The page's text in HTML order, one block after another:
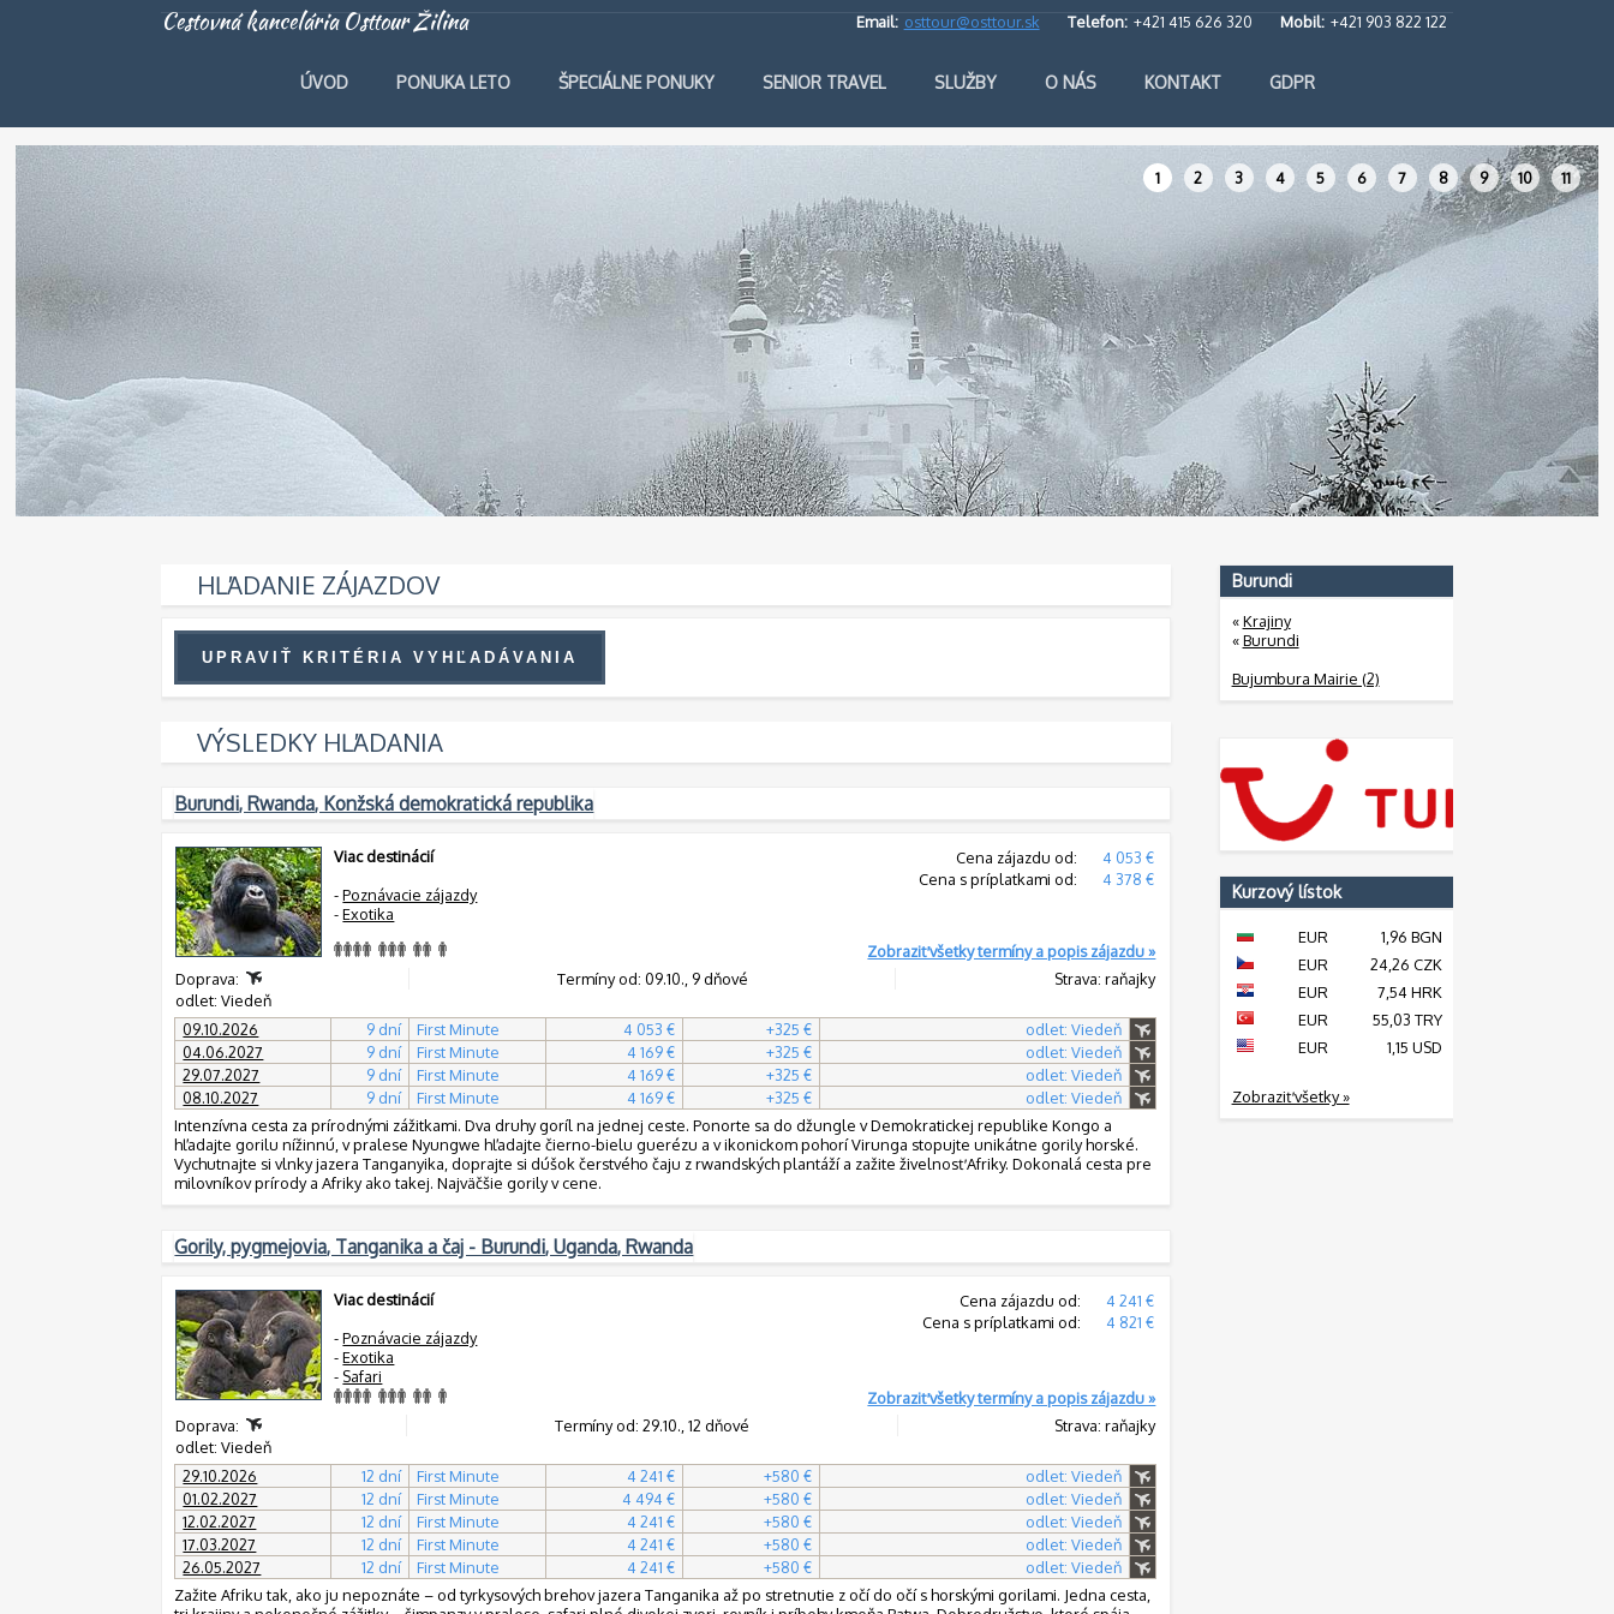
Cestovná kancelária Osttour Žilina Email: osttour@osttour.sk Telefon: +421 415 626 320 Mobil: +421 903 822 122
ÚVOD PONUKA LETO ŠPECIÁLNE PONUKY SENIOR TRAVEL SLUŽBY O NÁS KONTAKT GDPR
1 2 3 4 5 6 7 8 9 10 11
HĽADANIE ZÁJAZDOV
VÝSLEDKY HĽADANIA
Burundi, Rwanda, Konžská demokratická republika
Cena zájazdu od:
4 053 €
Cena s príplatkami od:
4 378 €
Viac destinácií
-Poznávacie zájazdy
-Exotika
Zobraziť všetky termíny a popis zájazdu »
Doprava:
Termíny od: 09.10., 9 dňové
Strava: raňajky
odlet: Viedeň
09.10.2026
9 dní First Minute 4 053 € +325 €
odlet: Viedeň
04.06.2027
9 dní First Minute 4 169 € +325 €
odlet: Viedeň
29.07.2027
9 dní First Minute 4 169 € +325 €
odlet: Viedeň
08.10.2027
9 dní First Minute 4 169 € +325 €
odlet: Viedeň
Intenzívna cesta za prírodnými zážitkami. Dva druhy goríl na jednej ceste. Ponorte sa do džungle v Demokratickej republike Kongo a
hľadajte gorilu nížinnú, v pralese Nyungwe hľadajte čierno-bielu guerézu a v ikonickom pohorí Virunga stopujte unikátne gorily horské.
Vychutnajte si vlnky jazera Tanganyika, doprajte si dúšok čerstvého čaju z rwandských plantáží a zažite živelnosť Afriky. Dokonalá cesta pre
milovníkov prírody a Afriky ako takej. Najväčšie gorily v cene.
Gorily, pygmejovia, Tanganika a čaj - Burundi, Uganda, Rwanda
Cena zájazdu od:
4 241 €
Cena s príplatkami od:
4 821 €
Viac destinácií
-Poznávacie zájazdy
-Exotika
- Safari
Zobraziť všetky termíny a popis zájazdu »
Doprava:
Termíny od: 29.10., 12 dňové
Strava: raňajky
odlet: Viedeň
29.10.2026
12 dní First Minute 4 241 € +580 €
odlet: Viedeň
01.02.2027
12 dní First Minute 4 494 € +580 €
odlet: Viedeň
12.02.2027
12 dní First Minute 4 241 € +580 €
odlet: Viedeň
17.03.2027
12 dní First Minute 4 241 € +580 €
odlet: Viedeň
26.05.2027
12 dní First Minute 4 241 € +580 €
odlet: Viedeň
Zažite Afriku tak, ako ju nepoznáte – od tyrkysových brehov jazera Tanganika až po stretnutie z očí do očí s horskými gorilami. Jedna cesta,
Burundi
«Krajiny
«Burundi
Bujumbura Mairie (2)
Kurzový lístok
EUR
1,96 BGN
EUR
24,26 CZK
EUR
7,54 HRK
EUR
55,03 TRY
EUR
1,15 USD
Zobraziť všetky »